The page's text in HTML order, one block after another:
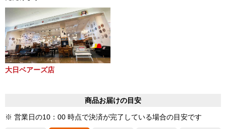
大日ベアーズ店
商品お届けの目安
※ 営業日の10：00 時点で決済が完了している場合の目安です